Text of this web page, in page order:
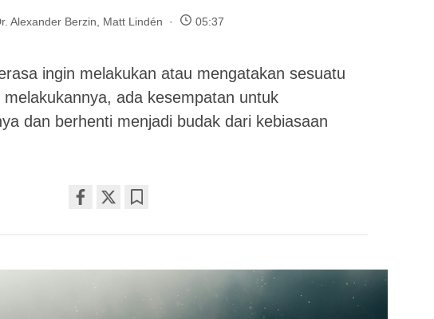
Alexander Berzin Matt Lindén 05:37
ingin melakukan atau mengatakan sesuatu
ada kesempatan untuk
dan berhenti menjadi budak dari kebiasaan
on